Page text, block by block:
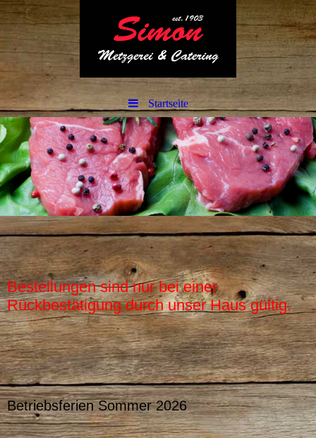
Startseite
Bestellungen sind nur bei einer
Rückbestätigung durch unser Haus gültig.
Betriebsferien Sommer 2026